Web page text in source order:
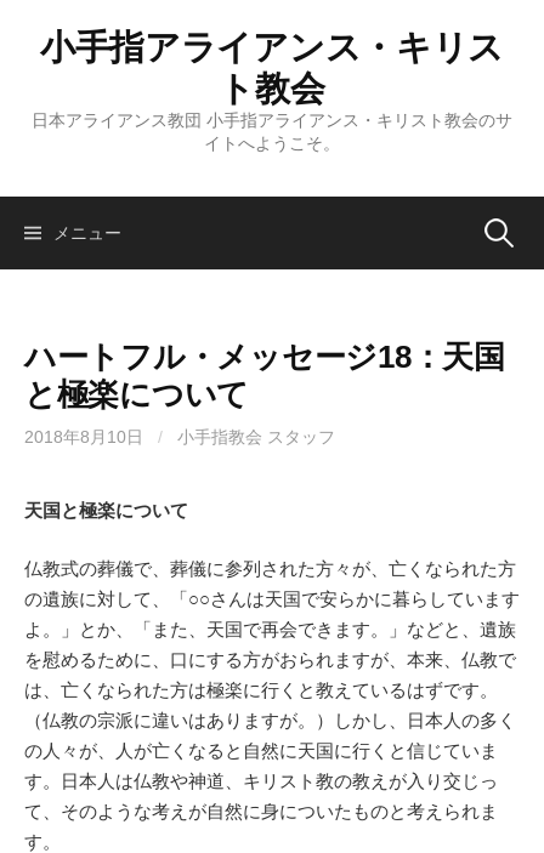
ス
小手指アライアンス・キリス
ト教会
日本アライアンス教団 小手指アライアンス・キリスト教会のサ
イトへようこそ。
メニュー 検
ハートフル・メッセージ18：天国
と極楽について
2018年8月10日 / 小手指教会 スタッフ
天国と極楽について
仏教式の葬儀で、葬儀に参列された方々が、亡くなられた方
の遺族に対して、「○○さんは天国で安らかに暮らしています
よ。」とか、「また、天国で再会できます。」などと、遺族
を慰めるために、口にする方がおられますが、本来、仏教で
は、亡くなられた方は極楽に行くと教えているはずです。
（仏教の宗派に違いはありますが。）しかし、日本人の多く
の人々が、人が亡くなると自然に天国に行くと信じていま
す。日本人は仏教や神道、キリスト教の教えが入り交じっ
て、そのような考えが自然に身についたものと考えられま
す。